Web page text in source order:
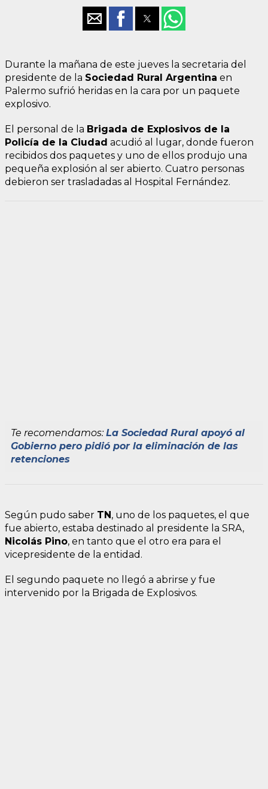
Durante la mañana de este jueves la secretaria del
presidente de la Sociedad Rural Argentina en
Palermo sufrió heridas en la cara por un paquete
explosivo.
El personal de la Brigada de Explosivos de la
Policía de la Ciudad acudió al lugar, donde fueron
recibidos dos paquetes y uno de ellos produjo una
pequeña explosión al ser abierto. Cuatro personas
debieron ser trasladadas al Hospital Fernández.
Te recomendamos:La Sociedad Rural apoyó al
Gobierno pero pidió por la eliminación de las
retenciones
Según pudo saber TN, uno de los paquetes, el que
fue abierto, estaba destinado al presidente la SRA,
Nicolás Pino, en tanto que el otro era para el
vicepresidente de la entidad.
El segundo paquete no llegó a abrirse y fue
intervenido por la Brigada de Explosivos.